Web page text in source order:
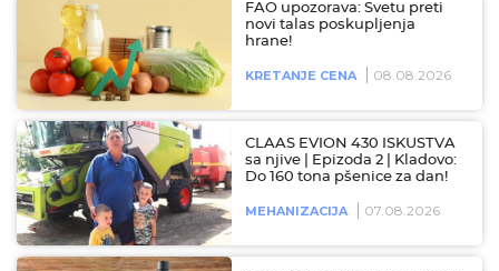
FAO upozorava: Svetu preti
novi talas poskupljenja
hrane!
KRETANJE CENA 08.08.2026
CLAAS EVION 430 ISKUSTVA
sa njive | Epizoda 2 | Kladovo:
Do 160 tona pšenice za dan!
MEHANIZACIJA 07.08.2026